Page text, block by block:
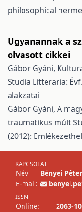
philosophical
Ugyanannak a
olvasott cikkei
Gábor Gyáni,
Studia Litteraria:
alakzatai
Gábor Gyáni, A
traumatikus múlt
(2012):
KAPCSOLAT
Név
Bényei Péter
E-mail:
ISSN
Online: 2063-